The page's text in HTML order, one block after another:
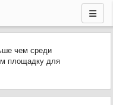
чем среди
площадку для